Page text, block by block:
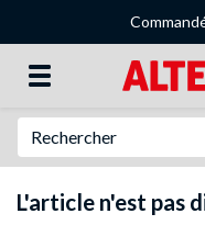
L'article n'est pas